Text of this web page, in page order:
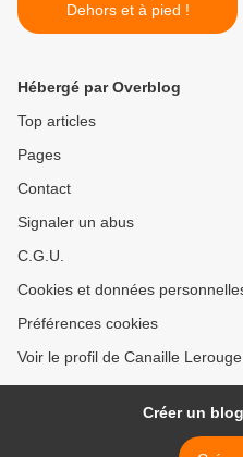
Dehors et à pied !
Hébergé par Overblog
Top articles
Pages
Contact
Signaler un abus
C.G.U.
Cookies et données
Préférences cookies
Voir le profil de Canaille
Créer un